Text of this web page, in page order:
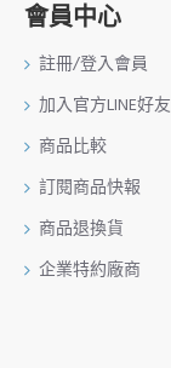
會員中心
註冊/登入會員
加入官方LINE好友
商品比較
訂閱商品快報
商品退換貨
企業特約廠商